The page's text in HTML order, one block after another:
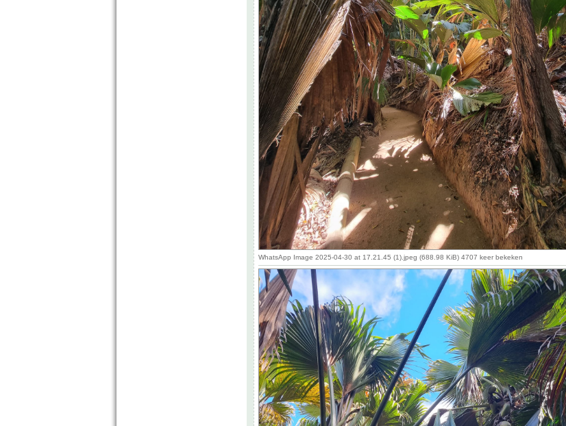
WhatsApp Image 2025-04-30 at 17.21.45 (1).jpeg (688.98 KiB) 4707 keer bekeken